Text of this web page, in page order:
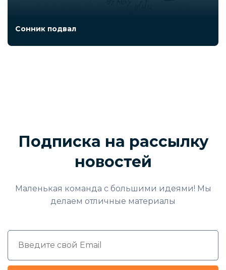
Сонник подвал
Подписка на рассылку
новостей
Маленькая команда с большими идеями! Мы
делаем отличные материалы